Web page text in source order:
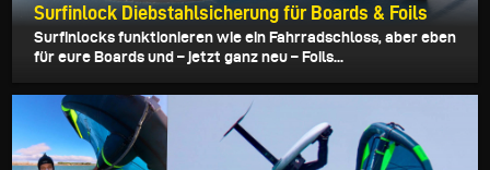
Surfinlock Diebstahlsicherung für Boards & Foils
Surfinlocks funktionieren wie ein Fahrradschloss, aber eben
für eure Boards und – jetzt ganz neu – Foils...